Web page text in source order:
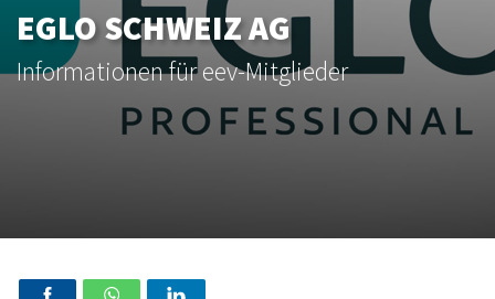
EGLO SCHWEIZ AG
Informationen für eev-Mitglieder